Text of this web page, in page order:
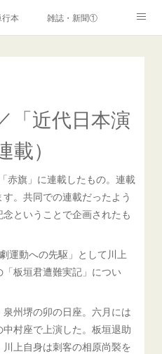
行本 雑誌・新聞①
「近代日本演
）
赤旗」に連載したもの。連載
共同での連載だったよう
ということで企画されたも
運動への先駆」として川上
板垣君遭難実記」につい
泉州堺の卯の日座。六月には
村座で上演した。板垣退助
上自身は刺客の相原尚褧を